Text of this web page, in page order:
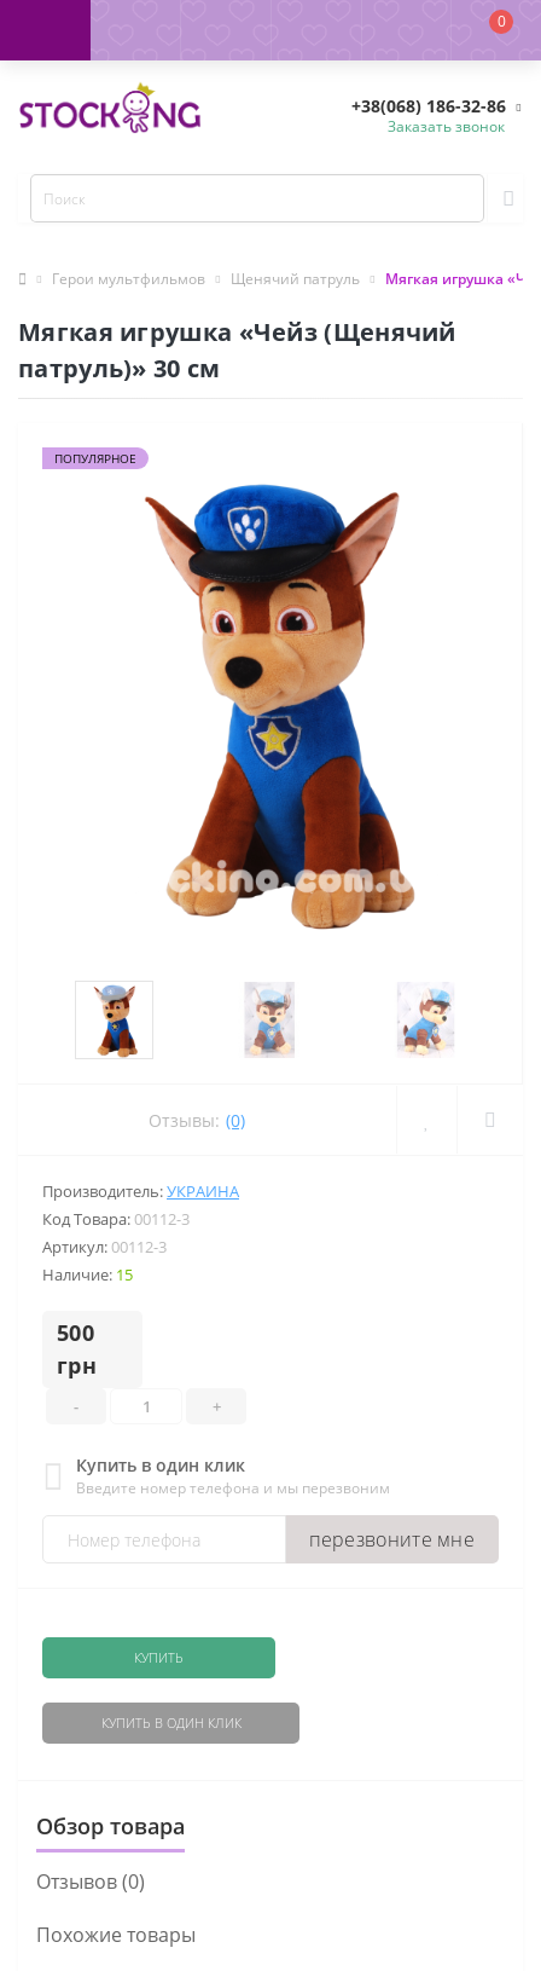
0
+38(068) 186-32-86
Заказать звонок
Герои мультфильмов Щенячий патруль Мягкая игрушка
Мягкая игрушка «Чейз (Щенячий
патруль)» 30 см
ПОПУЛЯРНОЕ
Отзывы: (0)
Производитель:УКРАИНА
Код Товара:00112-3
Артикул:00112-3
Наличие: 15
500
грн
- +
Купить в один клик
Введите номер телефона и мы перезвоним
перезвоните мне
КУПИТЬ
КУПИТЬ В ОДИН КЛИК
Обзор товара
Отзывов (0)
Похожие товары